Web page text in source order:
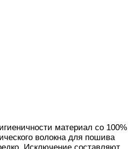
материал со 100%
волокна для пошива
Исключение составляют